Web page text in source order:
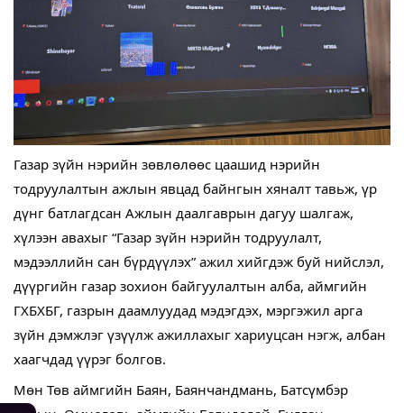
Газар зүйн нэрийн зөвлөлөөс цаашид нэрийн
тодруулалтын ажлын явцад байнгын хяналт тавьж, үр
дүнг батлагдсан Ажлын даалгаврын дагуу шалгаж,
хүлээн авахыг “Газар зүйн нэрийн тодруулалт,
мэдээллийн сан бүрдүүлэх” ажил хийгдэж буй нийслэл,
дүүргийн газар зохион байгуулалтын алба, аймгийн
ГХБХБГ, газрын даамлуудад мэдэгдэх, мэргэжил арга
зүйн дэмжлэг үзүүлж ажиллахыг хариуцсан нэгж, албан
хаагчдад үүрэг болгов.
Мөн Төв аймгийн Баян, Баянчандмань, Батсүмбэр